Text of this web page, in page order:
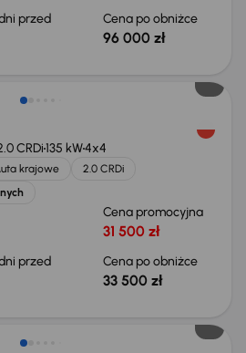
przed
Cena po obniżce
96 000 zł
CRDi135 kW4x4
krajowe
2.0 CRDi
Cena promocyjna
31 500 zł
przed
Cena po obniżce
33 500 zł